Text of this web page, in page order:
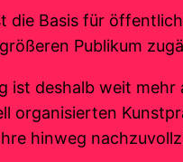
Basis für
Publikum
ist deshalb weit
organisierten
hinweg